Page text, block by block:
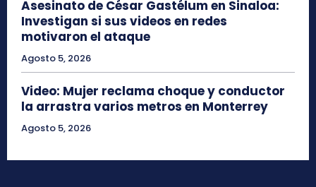
Asesinato de César Gastélum en Sinaloa:
Investigan si sus videos en redes
motivaron el ataque
Agosto 5, 2026
Video: Mujer reclama choque y conductor
la arrastra varios metros en Monterrey
Agosto 5, 2026